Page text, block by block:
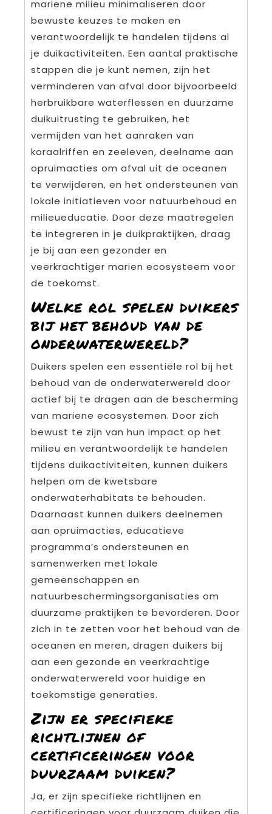
mariene milieu minimaliseren door
bewuste keuzes te maken en
verantwoordelijk te handelen tijdens al
je duikactiviteiten. Een aantal praktische
stappen die je kunt nemen, zijn het
verminderen van afval door bijvoorbeeld
herbruikbare waterflessen en duurzame
duikuitrusting te gebruiken, het
vermijden van het aanraken van
koraalriffen en zeeleven, deelname aan
opruimacties om afval uit de oceanen
te verwijderen, en het ondersteunen van
lokale initiatieven voor natuurbehoud en
milieueducatie. Door deze maatregelen
te integreren in je duikpraktijken, draag
je bij aan een gezonder en
veerkrachtiger marien ecosysteem voor
de toekomst.
Welke rol spelen duikers
bij het behoud van de
onderwaterwereld?
Duikers spelen een essentiële rol bij het
behoud van de onderwaterwereld door
actief bij te dragen aan de bescherming
van mariene ecosystemen. Door zich
bewust te zijn van hun impact op het
milieu en verantwoordelijk te handelen
tijdens duikactiviteiten, kunnen duikers
helpen om de kwetsbare
onderwaterhabitats te behouden.
Daarnaast kunnen duikers deelnemen
aan opruimacties, educatieve
programma’s ondersteunen en
samenwerken met lokale
gemeenschappen en
natuurbeschermingsorganisaties om
duurzame praktijken te bevorderen. Door
zich in te zetten voor het behoud van de
oceanen en meren, dragen duikers bij
aan een gezonde en veerkrachtige
onderwaterwereld voor huidige en
toekomstige generaties.
Zijn er specifieke
richtlijnen of
certificeringen voor
duurzaam duiken?
Ja, er zijn specifieke richtlijnen en